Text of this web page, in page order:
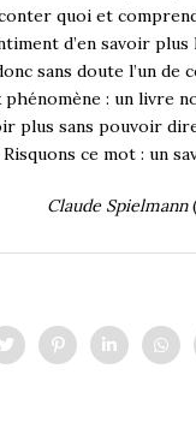
quoi et
d’en savoir plus
sans doute l’un de
: un livre
plus sans pouvoir
ce mot : un
Claude Spielmann